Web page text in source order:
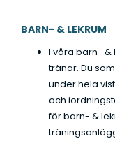
BARN- & LEKRUM
I våra barn- &
tränar. Du
under hela
och
för barn- &